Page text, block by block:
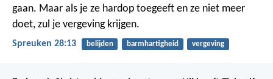
gaan. Maar als je ze hardop toegeeft en ze niet meer
doet, zul je vergeving krijgen.
Spreuken 28:13 belijden barmhartigheid vergeving